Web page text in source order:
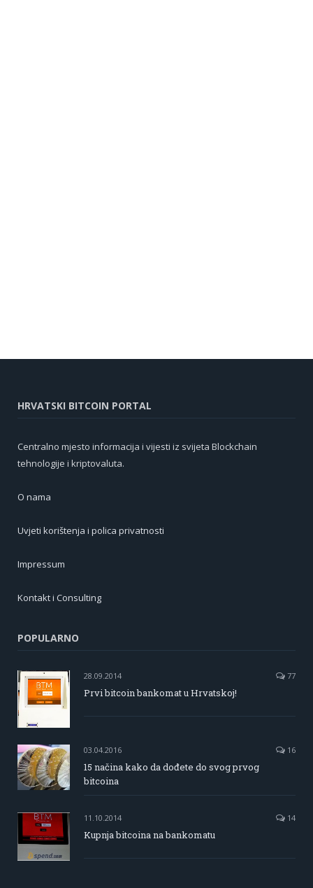
HRVATSKI BITCOIN PORTAL
Centralno mjesto informacija i vijesti iz svijeta Blockchain
tehnologije i kriptovaluta.
O nama
Uvjeti korištenja i polica privatnosti
Impressum
Kontakt i Consulting
POPULARNO
28.09.2014 77
Prvi bitcoin bankomat u Hrvatskoj!
03.04.2016 16
15 načina kako da dođete do svog prvog
bitcoina
11.10.2014 14
Kupnja bitcoina na bankomatu